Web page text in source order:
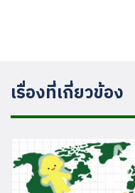
เรื่องที่เกี่ยวข้อง